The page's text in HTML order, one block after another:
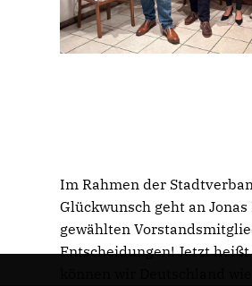
Im Rahmen der
Glückwunsch geht an
gewählten
Entscheidungen! Jetzt